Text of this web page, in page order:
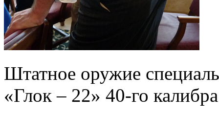
Штатное оружие
«Глок – 22» 40-го калибра